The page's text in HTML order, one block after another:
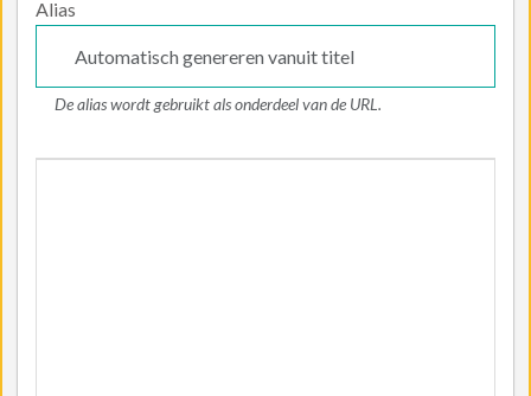
Alias
De alias wordt gebruikt als onderdeel van de URL.